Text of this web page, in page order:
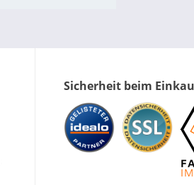
Sicherheit beim